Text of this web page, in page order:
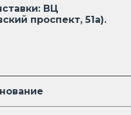
ВЦ
проспект, 51а).